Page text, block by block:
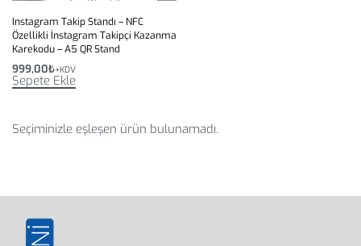
Instagram Takip Standı – NFC
Özellikli İnstagram Takipçi Kazanma
Karekodu – A5 QR Stand
999,00₺+KDV
Sepete Ekle
Seçiminizle eşleşen ürün bulunamadı.